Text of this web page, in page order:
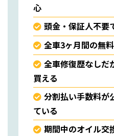
心
頭金・保証人不要
全車3ヶ月間の無
全車修復歴なしだ
買える
分割払い手数料が
ている
期間中のオイル交